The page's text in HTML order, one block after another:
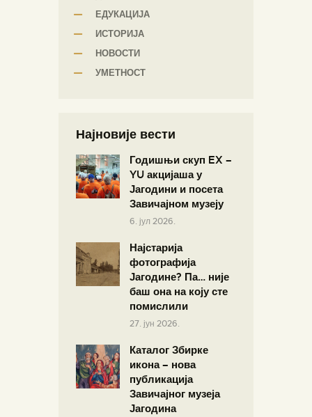
ЕДУКАЦИЈА
ИСТОРИЈА
НОВОСТИ
УМЕТНОСТ
Најновије вести
Годишњи скуп EX –
YU акцијаша у
Јагодини и посета
Завичајном музеју
6. јул 2026.
Најстарија
фотографија
Јагодине? Па… није
баш она на коју сте
помислили
27. јун 2026.
Каталог Збирке
икона – нова
публикација
Завичајног музеја
Јагодина